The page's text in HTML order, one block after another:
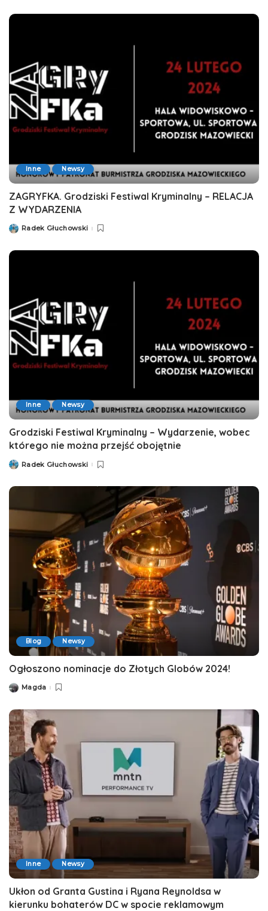
Inne Newsy
ZAGRYFKA. Grodziski Festiwal Kryminalny – RELACJA
Z WYDARZENIA
PostedRadek Głuchowski
Inne Newsy
Grodziski Festiwal Kryminalny – Wydarzenie, wobec
którego nie można przejść obojętnie
PostedRadek Głuchowski
Blog Newsy
Ogłoszono nominacje do Złotych Globów 2024!
PostedMagda
Inne Newsy
Ukłon od Granta Gustina i Ryana Reynoldsa w
kierunku bohaterów DC w spocie reklamowym